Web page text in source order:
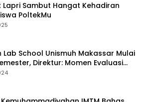
Lapri Sambut Hangat Kehadiran
PoltekMu
Lab School Unismuh Makassar Mulai
Direktur: Momen Evaluasi